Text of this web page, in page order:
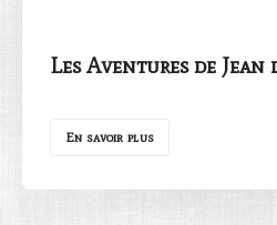
Les Aventures de
En savoir plus